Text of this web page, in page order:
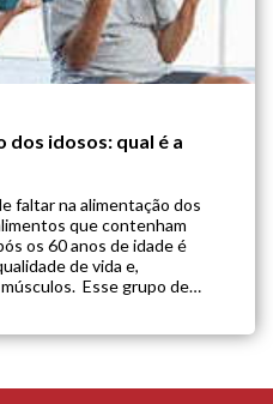
dos idosos: qual é a
faltar na alimentação dos
que contenham
os 60 anos de idade é
de vida e,
Esse grupo de